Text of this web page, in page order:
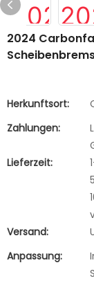
2024
Herkunftsort:
Zahlungen:
Lieferzeit:
Versand:
Anpassung: